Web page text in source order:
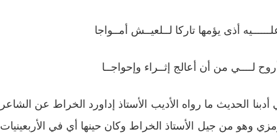
أذى يؤمها تاركا لــلعيــش أمــواجا
لــــي من أن أعالج إثــراء وإحواجــا
الحديث ما رواه الأديب الأستاذ إداورد الخراط عن الشاعر
وهو من جيل الأستاذ الخراط وكان حينها أي في الأربعينيات